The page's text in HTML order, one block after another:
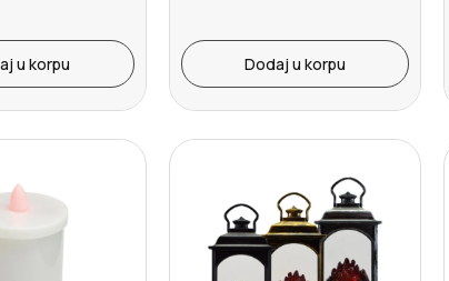
u korpu Dodaj u korpu